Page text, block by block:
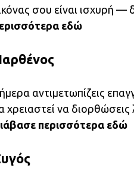
σου είναι ισχυρή
εδώ
αντιμετωπίζεις
χρειαστεί να
περισσότερα εδώ